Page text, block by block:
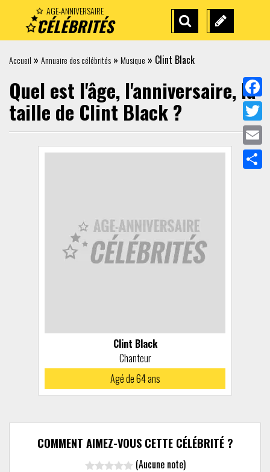
AGE-ANNIVERSAIRE
CÉLÉBRITÉS
RECHERCHE SUGGÉREZ
Accueil » Annuaire des célébrités » Musique » Clint Black
Quel est l'âge, l'anniversaire, la
taille de Clint Black?
Clint Black
Chanteur
Agé de 64 ans
COMMENT AIMEZ-VOUS CETTE CÉLÉBRITÉ ?
(Aucune note)